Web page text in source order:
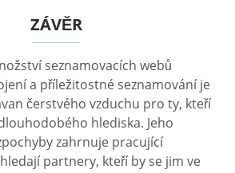
ZÁVĚR
seznamovacích webů
a příležitostné seznamování je
čerstvého vzduchu pro ty, kteří
hlediska. Jeho
zahrnuje pracující
partnery, kteří by se jim ve